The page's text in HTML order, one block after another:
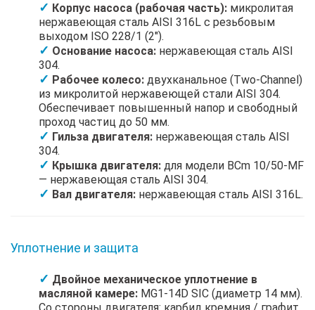
Корпус насоса (рабочая часть): микролитая
нержавеющая сталь AISI 316L с резьбовым
выходом ISO 228/1 (2").
Основание насоса: нержавеющая сталь AISI
304.
Рабочее колесо: двухканальное (Two-Channel)
из микролитой нержавеющей стали AISI 304.
Обеспечивает повышенный напор и свободный
проход частиц до 50 мм.
Гильза двигателя: нержавеющая сталь AISI
304.
Крышка двигателя: для модели BCm 10/50-MF
— нержавеющая сталь AISI 304.
Вал двигателя: нержавеющая сталь AISI 316L.
Уплотнение и защита
Двойное механическое уплотнение в
масляной камере: MG1-14D SIC (диаметр 14 мм).